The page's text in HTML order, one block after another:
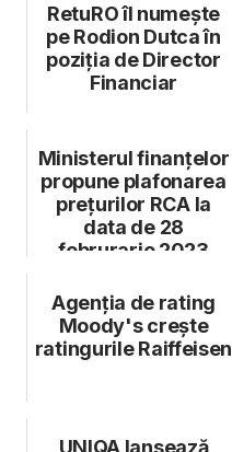
RetuRO îl numește
pe Rodion Dutca în
poziția de Director
Financiar
Ministerul finanțelor
propune plafonarea
prețurilor RCA la
data de 28
februrarie 2023
Agenţia de rating
Moody's crește
ratingurile Raiffeisen
UNIQA lansează